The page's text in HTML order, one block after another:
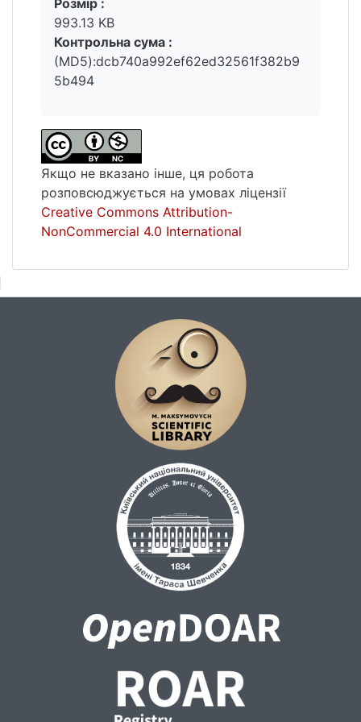
993.13 KB
Контрольна сума :
(MD5):dcb740a992ef62ed32561f382b9
5b494
Якщо не вказано інше, ця робота
розповсюджується на умовах ліцензії
Creative Commons Attribution-
NonCommercial 4.0 International